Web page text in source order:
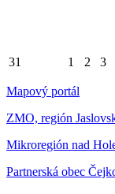
31
1 2 3
Mapový portál
ZMO, región
Mikroregión nad
Partnerská obec